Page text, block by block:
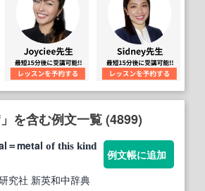
を含む例文一覧 (4899)
＝metal of this kind
究社 新英和中辞典
例文帳に追加